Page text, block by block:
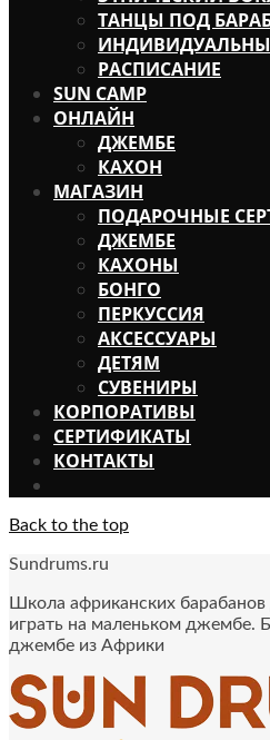
ТАНЦЫ ПОД
РАСПИСАНИЕ
SUN CAMP
ОНЛАЙН
ДЖЕМБЕ
КАХОН
МАГАЗИН
ПОДАРОЧНЫЕ
ДЖЕМБЕ
КАХОНЫ
БОНГО
ПЕРКУССИЯ
АКСЕССУАРЫ
ДЕТЯМ
СУВЕНИРЫ
КОРПОРАТИВЫ
СЕРТИФИКАТЫ
КОНТАКТЫ
Back to the top
Sundrums.ru
Школа африканских
играть на маленьком джембе.
джембе из Африки